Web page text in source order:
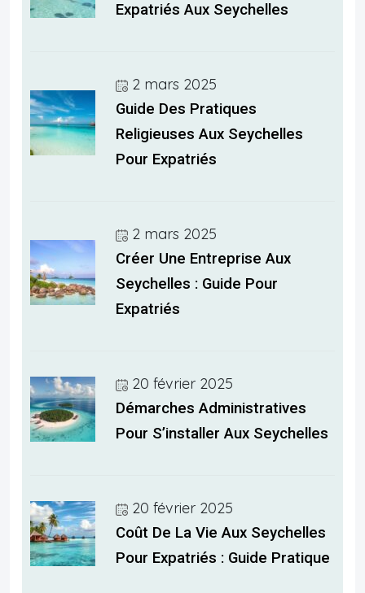
Expatriés Aux Seychelles
2 mars 2025
Guide Des Pratiques
Religieuses Aux Seychelles
Pour Expatriés
2 mars 2025
Créer Une Entreprise Aux
Seychelles : Guide Pour
Expatriés
20 février 2025
Démarches Administratives
Pour S’installer Aux Seychelles
20 février 2025
Coût De La Vie Aux Seychelles
Pour Expatriés : Guide Pratique